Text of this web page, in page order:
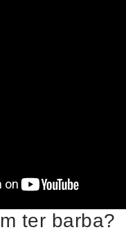
ter barba?